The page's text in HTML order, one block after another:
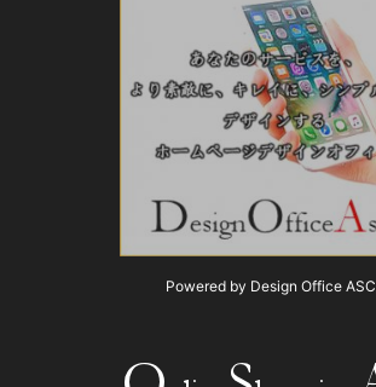
Powered by Design Office ASC